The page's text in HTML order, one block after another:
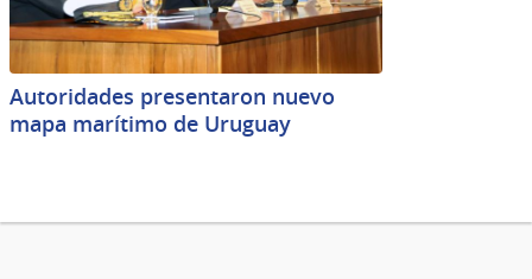
Autoridades presentaron nuevo
mapa marítimo de Uruguay